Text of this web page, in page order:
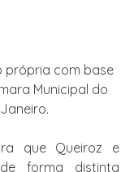
própria com base
Municipal do
que Queiroz e
forma distinta